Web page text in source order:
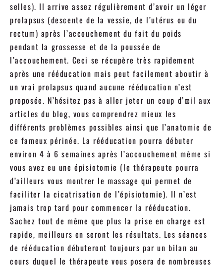
selles). Il arrive assez régulièrement d’avoir un léger
prolapsus (descente de la vessie, de l’utérus ou du
rectum) après l’accouchement du fait du poids
pendant la grossesse et de la poussée de
l’accouchement. Ceci se récupère très rapidement
après une rééducation mais peut facilement aboutir à
un vrai prolapsus quand aucune rééducation n’est
proposée. N’hésitez pas à aller jeter un coup d’œil aux
articles du blog, vous comprendrez mieux les
différents problèmes possibles ainsi que l’anatomie de
ce fameux périnée. La rééducation pourra débuter
environ 4 à 6 semaines après l’accouchement même si
vous avez eu une épisiotomie (le thérapeute pourra
d’ailleurs vous montrer le massage qui permet de
faciliter la cicatrisation de l’épisiotomie). Il n’est
jamais trop tard pour commencer la rééducation.
Sachez tout de même que plus la prise en charge est
rapide, meilleurs en seront les résultats. Les séances
de rééducation débuteront toujours par un bilan au
cours duquel le thérapeute vous posera de nombreuses